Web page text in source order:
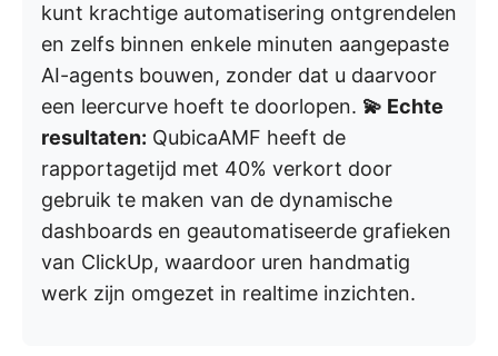
kunt krachtige automatisering ontgrendelen
en zelfs binnen enkele minuten aangepaste
AI-agents bouwen, zonder dat u daarvoor
een leercurve hoeft te doorlopen. 💫 Echte
resultaten: QubicaAMF heeft de
rapportagetijd met 40% verkort door
gebruik te maken van de dynamische
dashboards en geautomatiseerde grafieken
van ClickUp, waardoor uren handmatig
werk zijn omgezet in realtime inzichten.